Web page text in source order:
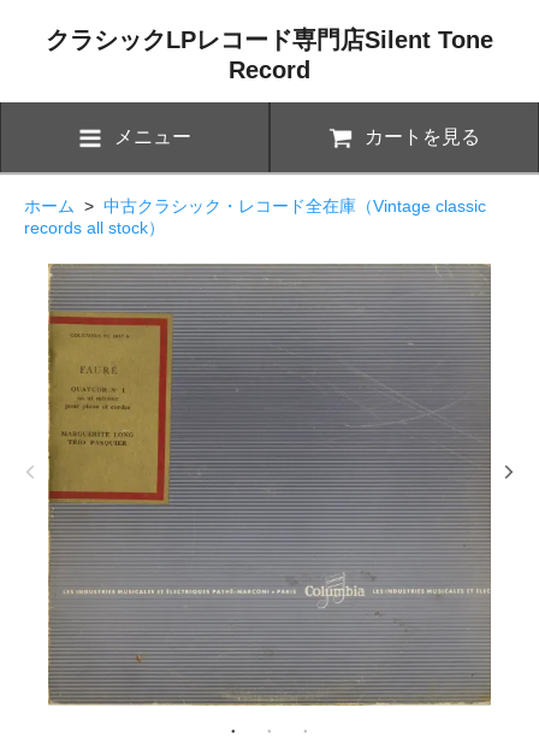
クラシックLPレコード専門店Silent Tone
Record
メニュー カートを見る
ホーム > 中古クラシック・レコード全在庫（Vintage classic
records all stock）